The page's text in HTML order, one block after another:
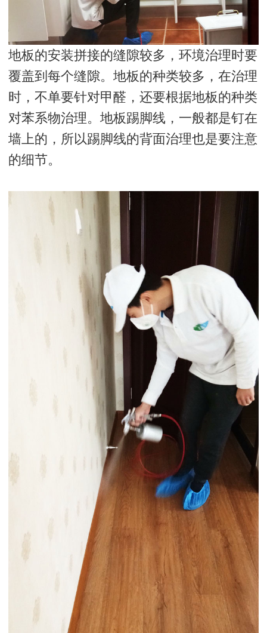
地板的安装拼接的缝隙较多，环境治理时要
覆盖到每个缝隙。地板的种类较多，在治理
时，不单要针对甲醛，还要根据地板的种类
对苯系物治理。地板踢脚线，一般都是钉在
墙上的，所以踢脚线的背面治理也是要注意
的细节。